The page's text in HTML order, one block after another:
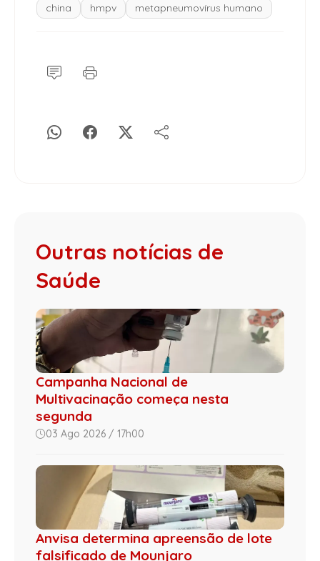
china
hmpv metapneumovírus humano
Outras notícias de
Saúde
Campanha Nacional de
Multivacinação começa nesta
segunda
03 Ago 2026 / 17h00
Anvisa determina apreensão de lote
falsificado de Mounjaro